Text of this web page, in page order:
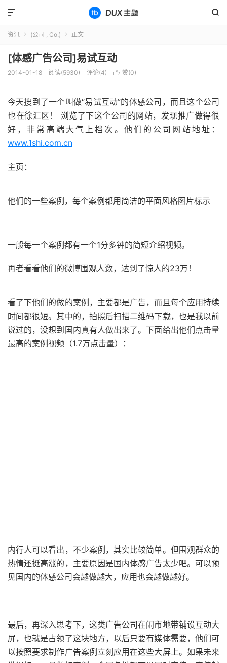


资讯  (公司 , Co.)  正文
[体感广告公司]易试互动
2014-01-18 阅读(5930) 评论(4)  赞(0)
今天搜到了一个叫做“易试互动”的体感公司，而且这个公司
也在徐汇区！ 浏览了下这个公司的网站，发现推广做得很
好，非常高端大气上档次。他们的公司网站地址：
www.1shi.com.cn
主页：
他们的一些案例，每个案例都用简洁的平面风格图片标示
一般每一个案例都有一个1分多钟的简短介绍视频。
再者看看他们的微博围观人数，达到了惊人的23万！
看了下他们的做的案例，主要都是广告，而且每个应用持续
时间都很短。其中的，拍照后扫描二维码下载，也是我以前
说过的，没想到国内真有人做出来了。下面给出他们点击量
最高的案例视频（1.7万点击量）：
内行人可以看出，不少案例，其实比较简单。但围观群众的
热情还挺高涨的，主要原因是国内体感广告太少吧。可以预
见国内的体感公司会越做越大，应用也会越做越好。
最后，再深入思考下，这类广告公司在闹市地带铺设互动大
屏，也就是占领了这块地方，以后只要有媒体需要，他们可
以按照要求制作广告案例立刻应用在这些大屏上。如果未来